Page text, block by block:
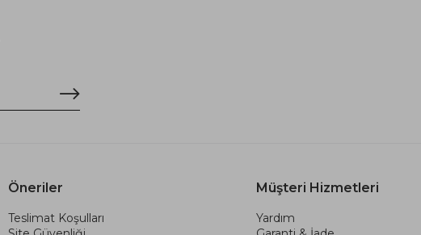
Öneriler
Teslimat Koşulları
Müşteri Hizmetleri
Yardım